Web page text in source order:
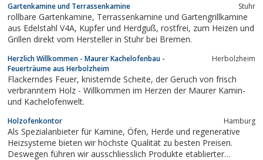
wird gewährleistet.
Gartenkamine und Terrassenkamine Stuhr
rollbare Gartenkamine, Terrassenkamine und Gartengrillkamine
aus Edelstahl V4A, Kupfer und Herdguß, rostfrei, zum Heizen und
Grillen direkt vom Hersteller in Stuhr bei Bremen.
Herzlich Willkommen - Maurer Kachelofenbau -
Feuerträume aus Herbolzheim
Herbolzheim
Flackerndes Feuer, knisternde Scheite, der Geruch von frisch
verbranntem Holz - Willkommen im Herzen der Maurer Kamin-
und Kachelofenwelt.
Holzofenkontor Hamburg
Als Spezialanbieter für Kamine, Öfen, Herde und regenerative
Heizsysteme bieten wir höchste Qualität zu besten Preisen.
Deswegen führen wir ausschliesslich Produkte etablierter